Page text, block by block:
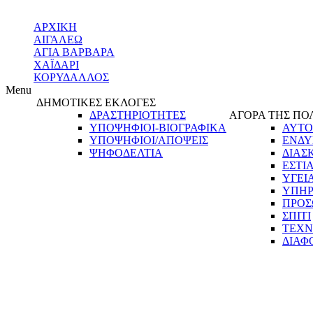
ΑΡΧΙΚΗ
ΑΙΓΑΛΕΩ
ΑΓΙΑ ΒΑΡΒΑΡΑ
ΧΑΪΔΑΡΙ
ΚΟΡΥΔΑΛΛΟΣ
Menu
ΔΗΜΟΤΙΚΕΣ ΕΚΛΟΓΕΣ
ΔΡΑΣΤΗΡΙΟΤΗΤΕΣ
ΥΠΟΨΗΦΙΟΙ-ΒΙΟΓΡΑΦΙΚΑ
ΥΠΟΨΗΦΙΟΙ/ΑΠΟΨΕΙΣ
ΨΗΦΟΔΕΛΤΙΑ
ΑΓΟΡΑ ΤΗΣ
ΣΠΙΤΙ